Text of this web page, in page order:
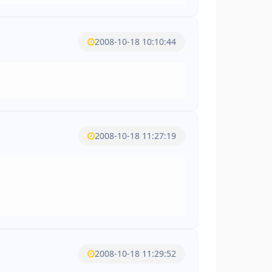
2008-10-18 10:10:44
2008-10-18 11:27:19
2008-10-18 11:29:52